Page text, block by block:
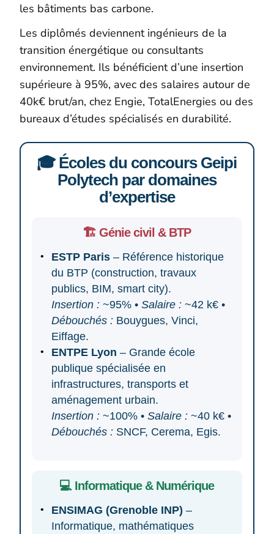
les bâtiments bas carbone.
Les diplômés deviennent ingénieurs de la
transition énergétique ou consultants
environnement. Ils bénéficient d’une insertion
supérieure à 95%, avec des salaires autour de
40k€ brut/an, chez Engie, TotalEnergies ou des
bureaux d’études spécialisés en durabilité.
🎓 Écoles du concours Geipi
Polytech par domaines
d’expertise
🏗️ Génie civil & BTP
ESTP Paris – Référence historique
du BTP (construction, travaux
publics, BIM, smart city).
Insertion : ~95% •Salaire : ~42 k€ •
Débouchés : Bouygues, Vinci,
Eiffage.
ENTPE Lyon – Grande école
publique spécialisée en
infrastructures, transports et
aménagement urbain.
Insertion : ~100% •Salaire : ~40 k€ •
Débouchés : SNCF, Cerema, Egis.
💻 Informatique & Numérique
ENSIMAG (Grenoble INP) –
Informatique, mathématiques